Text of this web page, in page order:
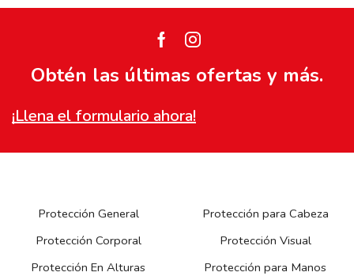
FacebookInstagram
Obtén las últimas ofertas y más.
¡Llena el formulario ahora!
Protección General
Protección Corporal
Protección En Alturas
Protección para Cabeza
Protección Visual
Protección para Manos